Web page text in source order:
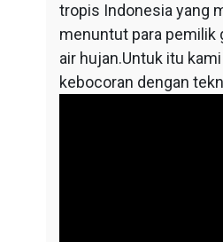
tropis Indonesia yang
menuntut para pemilik
air hujan.Untuk itu
kebocoran dengan